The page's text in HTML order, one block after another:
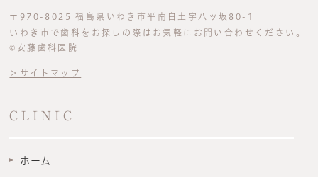
〒970-8025 福島県いわき市平南白土字八ッ坂80-1
いわき市で歯科をお探しの際はお気軽にお問い合わせください。
©安藤歯科医院
＞サイトマップ
CLINIC
ホーム